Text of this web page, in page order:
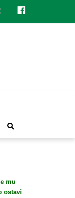
mu
ostavi